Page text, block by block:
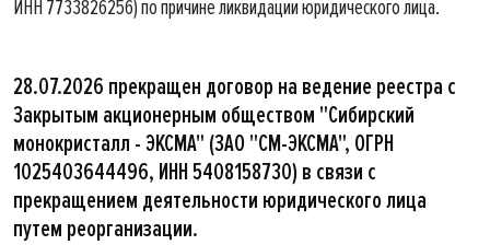
ИНН 7733826256) по причине ликвидации юридического лица.
28.07.2026 прекращен договор на ведение реестра с
Закрытым акционерным обществом "Сибирский
монокристалл - ЭКСМА" (ЗАО "СМ-ЭКСМА", ОГРН
1025403644496, ИНН 5408158730) в связи с
прекращением деятельности юридического лица
путем реорганизации.